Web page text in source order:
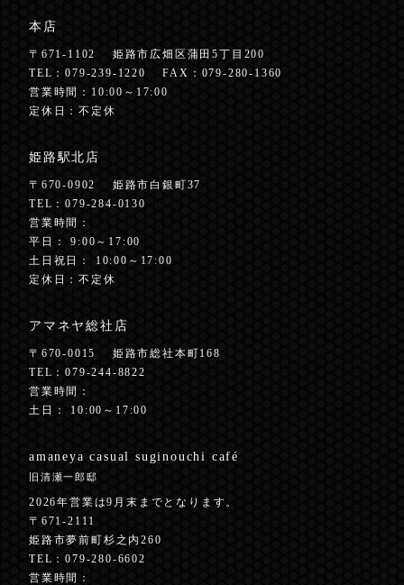
本店
〒671-1102
姫路市広畑区蒲田5丁目200
TEL：079-239-1220
FAX：079-280-1360
営業時間：10:00～17:00
定休日：不定休
姫路駅北店
〒670-0902
姫路市白銀町37
TEL：079-284-0130
営業時間：
平日： 9:00～17:00
土日祝日： 10:00～17:00
定休日：不定休
アマネヤ総社店
〒670-0015
姫路市総社本町168
TEL：079-244-8822
営業時間：
土日： 10:00～17:00
amaneya casualsuginouchi café
旧清瀬一郎邸
2026年営業は9月末までとなります。
〒671-2111
姫路市夢前町杉之内260
TEL：079-280-6602
営業時間：